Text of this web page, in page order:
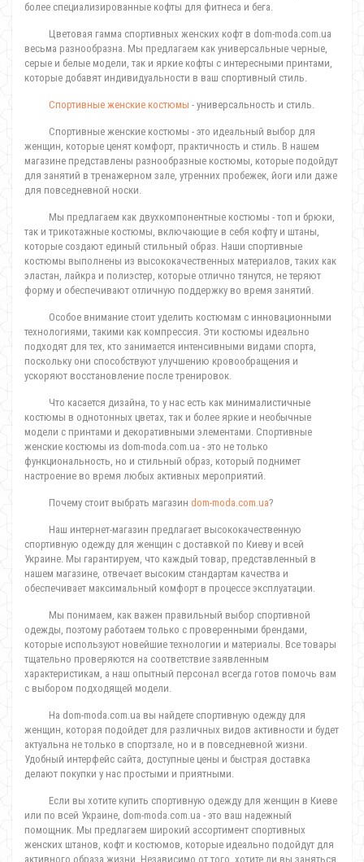
более специализированные кофты для фитнеса и бега.
Цветовая гамма спортивных женских кофт в dom-moda.com.ua
весьма разнообразна. Мы предлагаем как универсальные черные,
серые и белые модели, так и яркие кофты с интересными принтами,
которые добавят индивидуальности в ваш спортивный стиль.
Спортивные женские костюмы - универсальность и стиль.
Спортивные женские костюмы - это идеальный выбор для
женщин, которые ценят комфорт, практичность и стиль. В нашем
магазине представлены разнообразные костюмы, которые подойдут
для занятий в тренажерном зале, утренних пробежек, йоги или даже
для повседневной носки.
Мы предлагаем как двухкомпонентные костюмы - топ и брюки,
так и трикотажные костюмы, включающие в себя кофту и штаны,
которые создают единый стильный образ. Наши спортивные
костюмы выполнены из высококачественных материалов, таких как
эластан, лайкра и полиэстер, которые отлично тянутся, не теряют
форму и обеспечивают отличную поддержку во время занятий.
Особое внимание стоит уделить костюмам с инновационными
технологиями, такими как компрессия. Эти костюмы идеально
подходят для тех, кто занимается интенсивными видами спорта,
поскольку они способствуют улучшению кровообращения и
ускоряют восстановление после тренировок.
Что касается дизайна, то у нас есть как минималистичные
костюмы в однотонных цветах, так и более яркие и необычные
модели с принтами и декоративными элементами. Спортивные
женские костюмы из dom-moda.com.ua - это не только
функциональность, но и стильный образ, который поднимет
настроение во время любых активных мероприятий.
Почему стоит выбрать магазин dom-moda.com.ua?
Наш интернет-магазин предлагает высококачественную
спортивную одежду для женщин с доставкой по Киеву и всей
Украине. Мы гарантируем, что каждый товар, представленный в
нашем магазине, отвечает высоким стандартам качества и
обеспечивает максимальный комфорт в процессе эксплуатации.
Мы понимаем, как важен правильный выбор спортивной
одежды, поэтому работаем только с проверенными брендами,
которые используют новейшие технологии и материалы. Все товары
тщательно проверяются на соответствие заявленным
характеристикам, а наш опытный персонал всегда готов помочь вам
с выбором подходящей модели.
На dom-moda.com.ua вы найдете спортивную одежду для
женщин, которая подойдет для различных видов активности и будет
актуальна не только в спортзале, но и в повседневной жизни.
Удобный интерфейс сайта, доступные цены и быстрая доставка
делают покупки у нас простыми и приятными.
Если вы хотите купить спортивную одежду для женщин в Киеве
или по всей Украине, dom-moda.com.ua - это ваш надежный
помощник. Мы предлагаем широкий ассортимент спортивных
женских штанов, кофт и костюмов, которые идеально подойдут для
активного образа жизни. Независимо от того, хотите ли вы заняться